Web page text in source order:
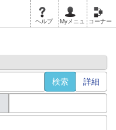
ヘルプ Myメニュ コーナー
詳細